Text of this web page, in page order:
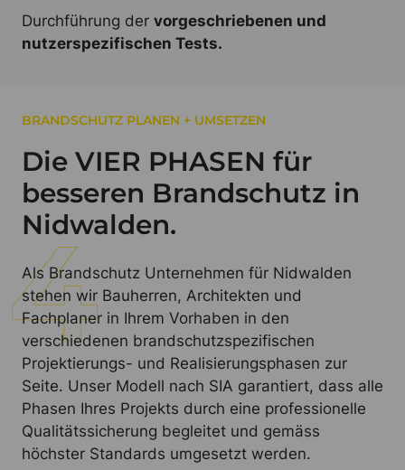
Durchführung der vorgeschriebenen und
nutzerspezifischen Tests.
BRANDSCHUTZ PLANEN + UMSETZEN
Die VIER PHASEN für
besseren Brandschutz in
Nidwalden.
Als Brandschutz Unternehmen für Nidwalden
stehen wir Bauherren, Architekten und
Fachplaner in Ihrem Vorhaben in den
verschiedenen brandschutzspezifischen
Projektierungs- und Realisierungsphasen zur
Seite. Unser Modell nach SIA garantiert, dass alle
Phasen Ihres Projekts durch eine professionelle
Qualitätssicherung begleitet und gemäss
höchster Standards umgesetzt werden.